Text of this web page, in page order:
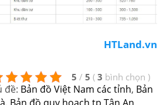
HTLand.vn
5 / 5 ( 3 bình chọn )
đề: Bản đồ Việt Nam các tỉnh, Bản